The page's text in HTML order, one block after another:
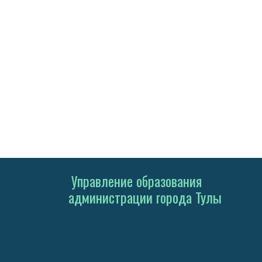
Управление образования
администрации города Тулы